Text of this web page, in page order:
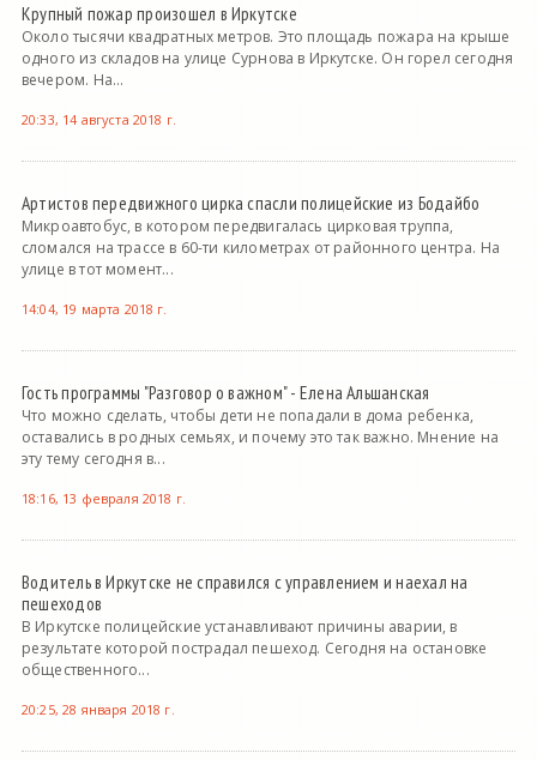
Крупный пожар произошел в Иркутске
Около тысячи квадратных метров. Это площадь пожара на крыше
одного из складов на улице Сурнова в Иркутске. Он горел сегодня
вечером. На...
20:33, 14 августа 2018 г.
Артистов передвижного цирка спасли полицейские из Бодайбо
Микроавтобус, в котором передвигалась цирковая труппа,
сломался на трассе в 60-ти километрах от районного центра. На
улице в тот момент...
14:04, 19 марта 2018 г.
Гость программы "Разговор о важном" - Елена Альшанская
Что можно сделать, чтобы дети не попадали в дома ребенка,
оставались в родных семьях, и почему это так важно. Мнение на
эту тему сегодня в...
18:16, 13 февраля 2018 г.
Водитель в Иркутске не справился с управлением и наехал на
пешеходов
В Иркутске полицейские устанавливают причины аварии, в
результате которой пострадал пешеход. Сегодня на остановке
общественного...
20:25, 28 января 2018 г.